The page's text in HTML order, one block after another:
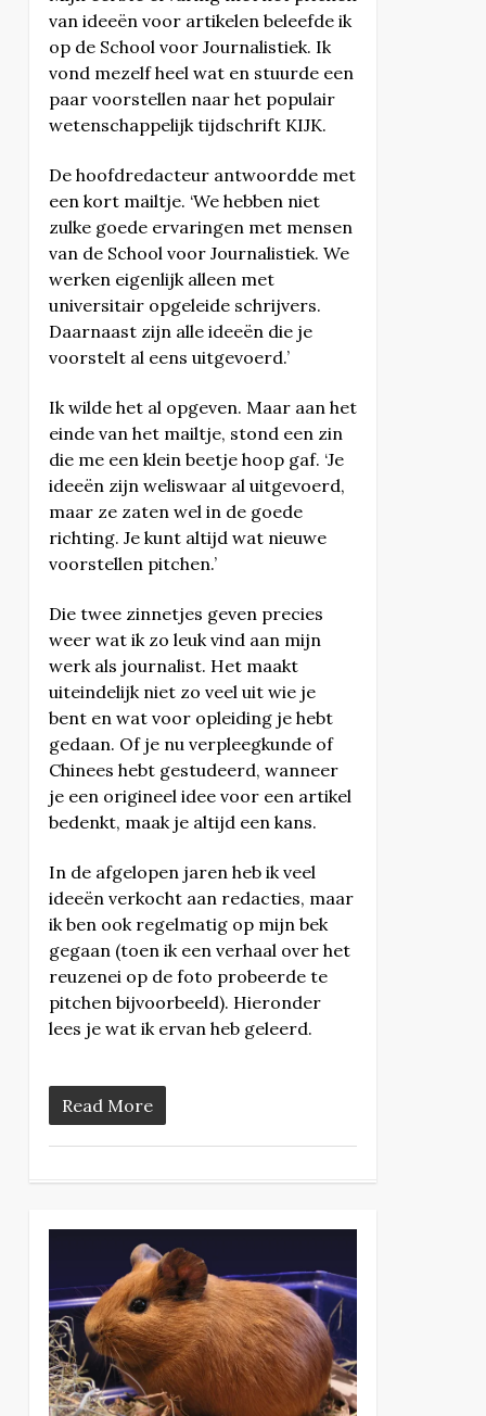
van ideeën voor artikelen beleefde ik
op de School voor Journalistiek. Ik
vond mezelf heel wat en stuurde een
paar voorstellen naar het populair
wetenschappelijk tijdschrift KIJK.
De hoofdredacteur antwoordde met
een kort mailtje. ‘We hebben niet
zulke goede ervaringen met mensen
van de School voor Journalistiek. We
werken eigenlijk alleen met
universitair opgeleide schrijvers.
Daarnaast zijn alle ideeën die je
voorstelt al eens uitgevoerd.’
Ik wilde het al opgeven. Maar aan het
einde van het mailtje, stond een zin
die me een klein beetje hoop gaf. ‘Je
ideeën zijn weliswaar al uitgevoerd,
maar ze zaten wel in de goede
richting. Je kunt altijd wat nieuwe
voorstellen pitchen.’
Die twee zinnetjes geven precies
weer wat ik zo leuk vind aan mijn
werk als journalist. Het maakt
uiteindelijk niet zo veel uit wie je
bent en wat voor opleiding je hebt
gedaan. Of je nu verpleegkunde of
Chinees hebt gestudeerd, wanneer
je een origineel idee voor een artikel
bedenkt, maak je altijd een kans.
In de afgelopen jaren heb ik veel
ideeën verkocht aan redacties, maar
ik ben ook regelmatig op mijn bek
gegaan (toen ik een verhaal over het
reuzenei op de foto probeerde te
pitchen bijvoorbeeld). Hieronder
lees je wat ik ervan heb geleerd.
Read More